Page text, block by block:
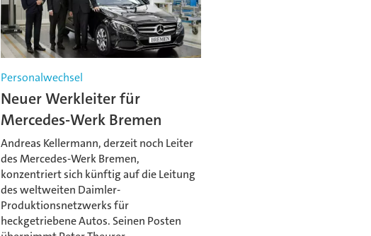
Personalwechsel
Neuer Werkleiter für
Mercedes-Werk Bremen
Andreas Kellermann, derzeit noch Leiter
des Mercedes-Werk Bremen,
konzentriert sich künftig auf die Leitung
des weltweiten Daimler-
Produktionsnetzwerks für
heckgetriebene Autos. Seinen Posten